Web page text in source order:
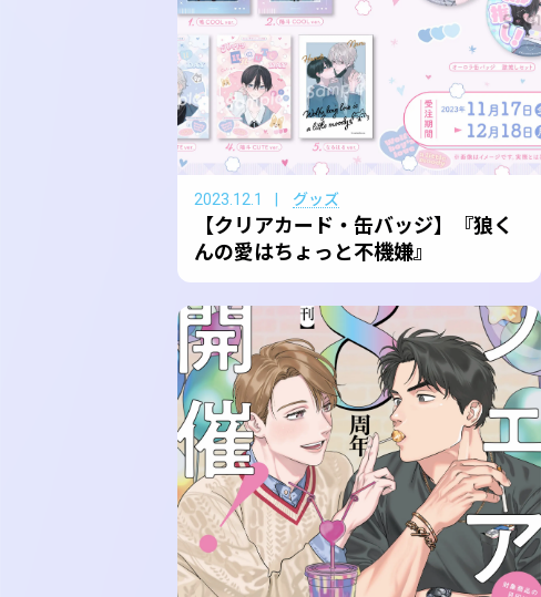
2023.12.1 グッズ
【クリアカード・缶バッジ】『狼く
んの愛はちょっと不機嫌』